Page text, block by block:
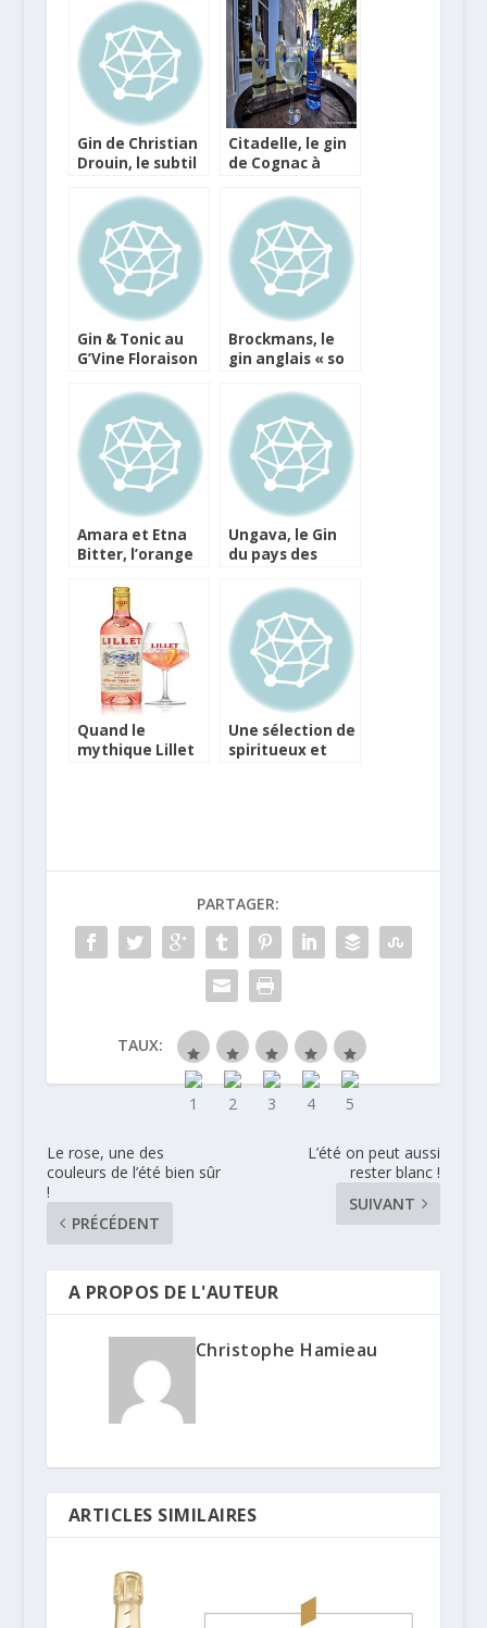
Gin de Christian
Drouin, le subtil
Citadelle, le gin
de Cognac à
recette
artisanale de
Dunkerque
Gin & Tonic au
G’Vine Floraison
Brockmans, le
gin anglais « so
arômes de fruits
rouges
Amara et Etna
Bitter, l’orange
Sicile dans votre
Ungava, le Gin
du pays des
Quand le
mythique Lillet
Une sélection de
spiritueux et
PARTAGER:
TAUX:
Le rose, une des
couleurs de l’été bien sûr
!
PRÉCÉDENT
L’été on peut aussi
rester blanc !
SUIVANT
A PROPOS DE L'AUTEUR
Christophe Hamieau
ARTICLES SIMILAIRES